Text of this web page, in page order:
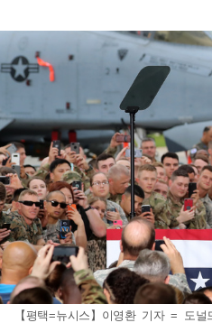
【평택=뉴시스】이영환 기자 = 도